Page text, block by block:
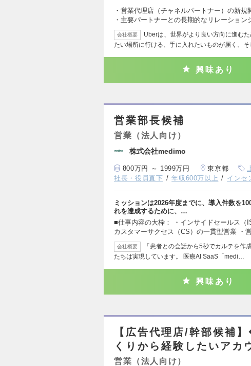
・営業代理店（チャネルパートナー）の新
・主要パートナーとの長期的なリレーショ
会社概要
Uberは、世界がより良い方向に進む
たい場所に行ける、手に入れたいものが届く、
興味あり
営業部長候補
営業（法人向け）
株式会社medimo
800万円 ～ 1999万円 東京都
社長・役員直下
年収600万以上 インセ
ミッションは2026年度までに、導入件数を
れを達成するために、…
■仕事内容の大枠： ・インサイドセールス（
カスタマーサクセス（CS）の一貫型営業 ・
会社概要
「患者との会話から5秒でカルテを
たちは実現しています。 医療AI SaaS「medi…
興味あり
【広告代理店/幹部候補
くりから経験したいアカ
営業（法人向け）